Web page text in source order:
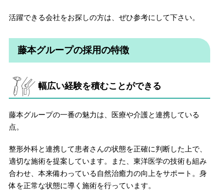
活躍できる会社をお探しの方は、ぜひ参考にして下さい。
藤本グループの採用の特徴
幅広い経験を積むことができる
藤本グループの一番の魅力は、医療や介護と連携している
点。
整形外科と連携して患者さんの状態を正確に判断した上で、
適切な施術を提案しています。また、東洋医学の技術も組み
合わせ、本来備わっている自然治癒力の向上をサポート。身
体を正常な状態に導く施術を行っています。